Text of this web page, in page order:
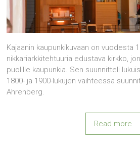
Kajaanin kaupunkikuvaan on vuodesta
nikkariarkkitehtuuria edustava kirkko,
puolille kaupunkia. Sen suunnitteli
1800- ja 1900-lukujen vaihteessa
Ahrenberg.
Read more